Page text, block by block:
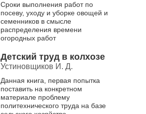
Сроки выполнения работ по
посеву, уходу и уборке овощей и
семенников в смысле
распределения времени
огородных работ
Детский труд в колхозе
Устиновщиков И. Д.
Данная книга, первая попытка
поставить на конкретном
материале проблему
политехнического труда на базе